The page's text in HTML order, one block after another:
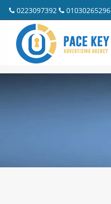
0223097392 01030265296